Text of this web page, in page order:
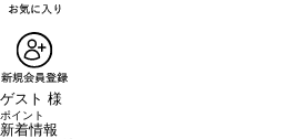
ゲスト 様
ポイント
新着情報